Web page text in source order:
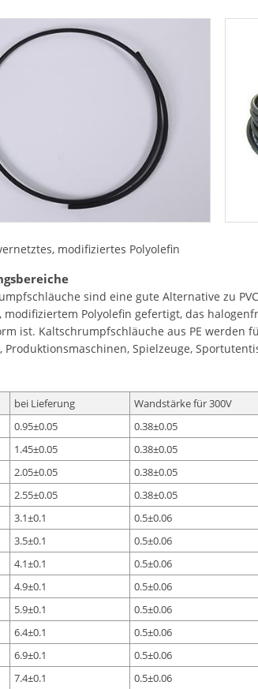
modifiziertes Polyolefin
sind eine gute Alternative zu
modifiziertem Polyolefin gefertigt, das
ist. Kaltschrumpfschläuche aus PE werden
Produktionsmaschinen, Spielzeuge,
bei Lieferung Wandstärke für 300V
0.95±0.05 0.38±0.05
1.45±0.05 0.38±0.05
2.05±0.05 0.38±0.05
2.55±0.05 0.38±0.05
3.1±0.1 0.5±0.06
3.5±0.1 0.5±0.06
4.1±0.1 0.5±0.06
4.9±0.1 0.5±0.06
5.9±0.1 0.5±0.06
6.4±0.1 0.5±0.06
6.9±0.1 0.5±0.06
7.4±0.1 0.5±0.06